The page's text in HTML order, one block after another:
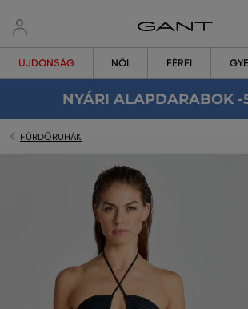
ÚJDONSÁG NŐI FÉRFI
NYÁRI ALAPDARABOK -
FÜRDŐRUHÁK